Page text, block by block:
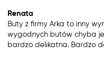
Renata
Buty z firmy Arka to inny
wygodnych butów chyba
bardzo delikatna. Bardzo